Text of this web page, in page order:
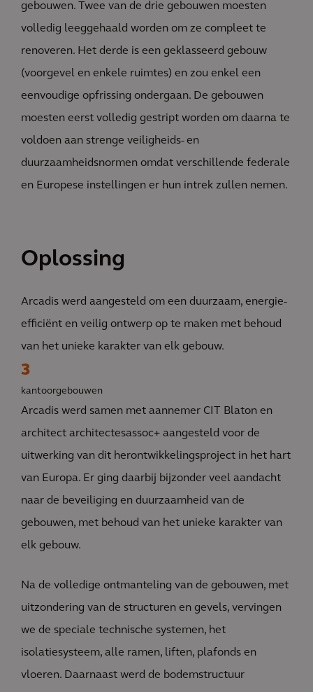
gebouwen. Twee van de drie gebouwen moesten
volledig leeggehaald worden om ze compleet te
renoveren. Het derde is een geklasseerd gebouw
(voorgevel en enkele ruimtes) en zou enkel een
eenvoudige opfrissing ondergaan. De gebouwen
moesten eerst volledig gestript worden om daarna te
voldoen aan strenge veiligheids- en
duurzaamheidsnormen omdat verschillende federale
en Europese instellingen er hun intrek zullen nemen.
Oplossing
Arcadis werd aangesteld om een duurzaam, energie-
efficiënt en veilig ontwerp op te maken met behoud
van het unieke karakter van elk gebouw.
3
kantoorgebouwen
Arcadis werd samen met aannemer CIT Blaton en
architect architectesassoc+ aangesteld voor de
uitwerking van dit herontwikkelingsproject in het hart
van Europa. Er ging daarbij bijzonder veel aandacht
naar de beveiliging en duurzaamheid van de
gebouwen, met behoud van het unieke karakter van
elk gebouw.
Na de volledige ontmanteling van de gebouwen, met
uitzondering van de structuren en gevels, vervingen
we de speciale technische systemen, het
isolatiesysteem, alle ramen, liften, plafonds en
vloeren. Daarnaast werd de bodemstructuur